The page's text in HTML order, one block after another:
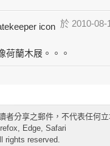
於 2010-08-
荷蘭木屐。。。
者分享之郵件，不代表任何
Edge, Safari
rights reserved.